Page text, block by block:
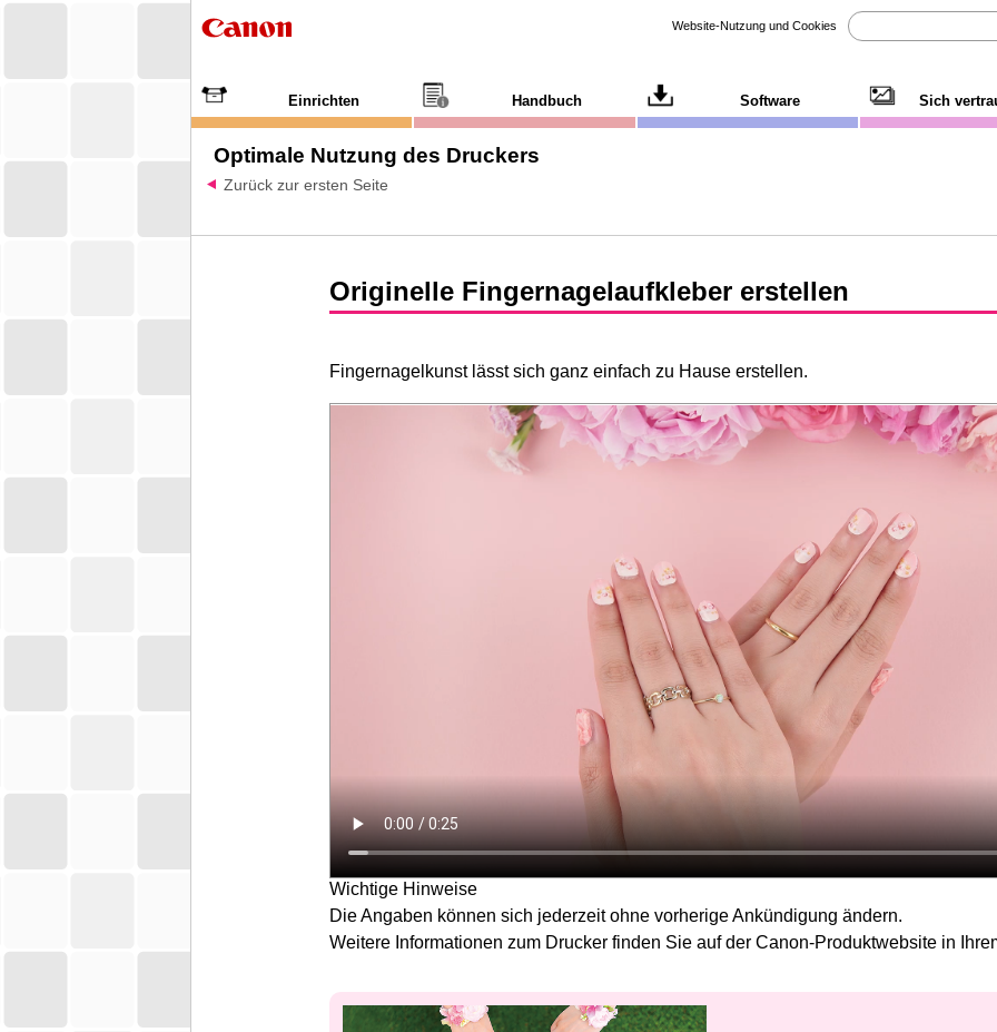
Website-Nutzung und Cookies
Einrichten Handbuch Software Sich
Optimale Nutzung des Druckers
Zurück zur ersten Seite
Originelle Fingernagelaufkleber erstellen
Fingernagelkunst lässt sich ganz einfach zu Hause erstellen.
Wichtige Hinweise
Die Angaben können sich jederzeit ohne vorherige Ankündigung ändern.
Weitere Informationen zum Drucker finden Sie auf der Canon-Produktwebsite in